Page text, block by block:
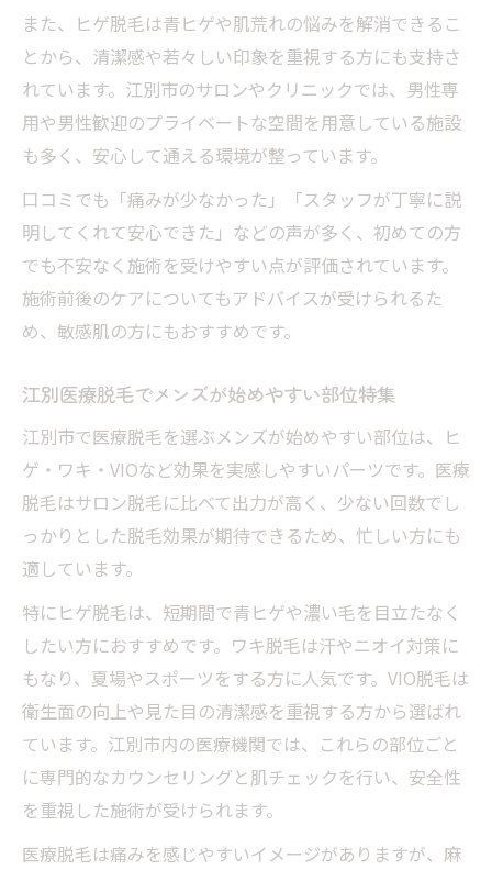
また、ヒゲ脱毛は青ヒゲや肌荒れの悩みを解消できるこ
とから、清潔感や若々しい印象を重視する方にも支持さ
れています。江別市のサロンやクリニックでは、男性専
用や男性歓迎のプライベートな空間を用意している施設
も多く、安心して通える環境が整っています。
口コミでも「痛みが少なかった」「スタッフが丁寧に説
明してくれて安心できた」などの声が多く、初めての方
でも不安なく施術を受けやすい点が評価されています。
施術前後のケアについてもアドバイスが受けられるた
め、敏感肌の方にもおすすめです。
江別医療脱毛でメンズが始めやすい部位特集
江別市で医療脱毛を選ぶメンズが始めやすい部位は、ヒ
ゲ・ワキ・VIOなど効果を実感しやすいパーツです。医療
脱毛はサロン脱毛に比べて出力が高く、少ない回数でし
っかりとした脱毛効果が期待できるため、忙しい方にも
適しています。
特にヒゲ脱毛は、短期間で青ヒゲや濃い毛を目立たなく
したい方におすすめです。ワキ脱毛は汗やニオイ対策に
もなり、夏場やスポーツをする方に人気です。VIO脱毛は
衛生面の向上や見た目の清潔感を重視する方から選ばれ
ています。江別市内の医療機関では、これらの部位ごと
に専門的なカウンセリングと肌チェックを行い、安全性
を重視した施術が受けられます。
医療脱毛は痛みを感じやすいイメージがありますが、麻